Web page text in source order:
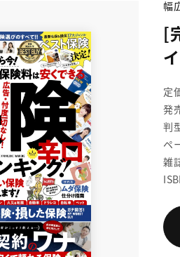
幅
[
定
発
判
ペ
雑